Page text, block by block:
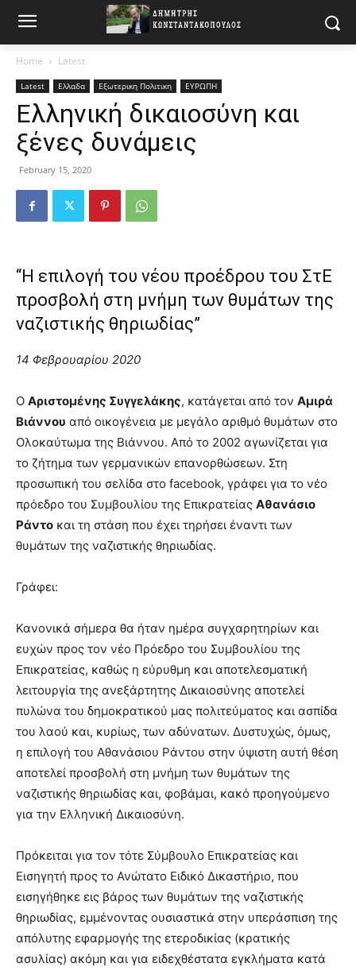
Home Latest
Latest Ελλαδα Εξωτερικη Πολιτικη ΕΥΡΩΠΗ
Ελληνική δικαιοσύνη και
ξένες δυνάμεις
February 15, 2020
“Η επιλογή του νέου προέδρου του ΣτΕ
προσβολή στη μνήμη των θυμάτων της
ναζιστικής θηριωδίας”
14 Φεβρουαρίου 2020
Ο Αριστομένης Συγγελάκης, κατάγεται από τον Αμιρά
Βιάννου από οικογένεια με μεγάλο αριθμό θυμάτων στο
Ολοκαύτωμα της Βιάννου. Από το 2002 αγωνίζεται για
το ζήτημα των γερμανικών επανορθώσεων. Στη
προσωπική του σελίδα στο facebook, γράφει για το νέο
πρόεδρο του Συμβουλίου της Επικρατείας Αθανάσιο
Ράντο και τη στάση που έχει τηρήσει έναντι των
θυμάτων της ναζιστικής θηριωδίας.
Γράφει:
Κανονικά σήμερα θα ήταν ημέρα συγχαρητηρίων και
ευχών προς τον νέο Πρόεδρο του Συμβουλίου της
Επικρατείας, καθώς η εύρυθμη και αποτελεσματική
λειτουργία της ανεξάρτητης Δικαιοσύνης αποτελεί
πυλώνα του δημοκρατικού μας πολιτεύματος και ασπίδα
του λαού και, κυρίως, των αδύνατων. Δυστυχώς, όμως,
η επιλογή του Αθανάσιου Ράντου στην ύψιστη αυτή θέση
αποτελεί προσβολή στη μνήμη των θυμάτων της
ναζιστικής θηριωδίας και, φοβάμαι, κακό προηγούμενο
για την Ελληνική Δικαιοσύνη.
Πρόκειται για τον τότε Σύμβουλο Επικρατείας και
Εισηγητή προς το Ανώτατο Ειδικό Δικαστήριο, που
εισηγήθηκε εις βάρος των θυμάτων της ναζιστικής
θηριωδίας, εμμένοντας ουσιαστικά στην υπεράσπιση της
απόλυτης εφαρμογής της ετεροδικίας (κρατικής
ασυλίας) ακόμη και για ειδεχθέστατα εγκλήματα κατά